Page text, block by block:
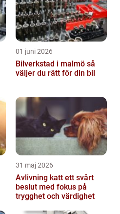
01 juni 2026
Bilverkstad i malmö så
väljer du rätt för din bil
31 maj 2026
Avlivning katt ett svårt
beslut med fokus på
trygghet och värdighet